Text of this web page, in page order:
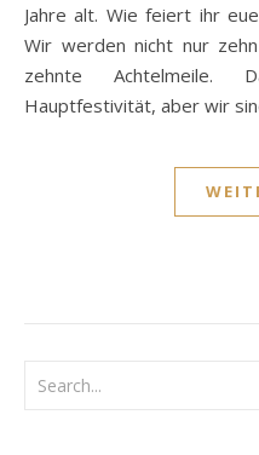
Jahre alt. Wie feiert ihr
Wir werden nicht nur
zehnte Achtelmeile.
Hauptfestivität, aber wir